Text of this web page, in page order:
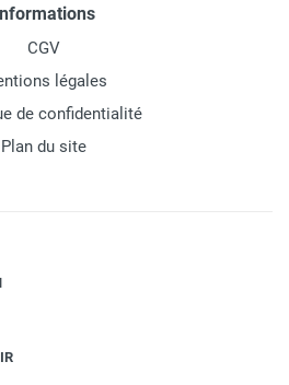
CGV
légales
de confidentialité
Plan du site